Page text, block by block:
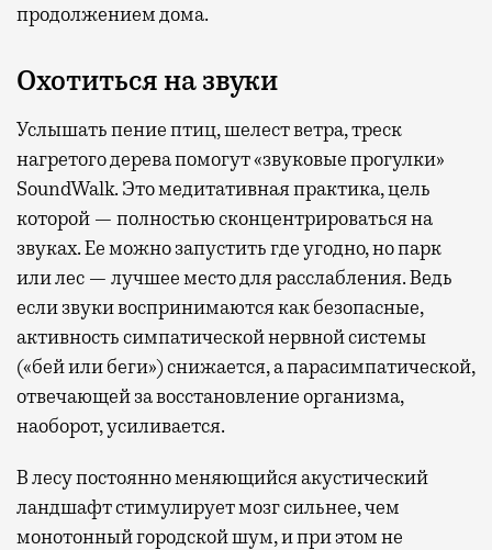
продолжением дома.
Охотиться на звуки
Услышать пение птиц, шелест ветра, треск
нагретого дерева помогут «звуковые прогулки»
SoundWalk. Это медитативная практика, цель
которой — полностью сконцентрироваться на
звуках. Ее можно запустить где угодно, но парк
или лес — лучшее место для расслабления. Ведь
если звуки воспринимаются как безопасные,
активность симпатической нервной системы
(«бей или беги») снижается, а парасимпатической,
отвечающей за восстановление организма,
наоборот, усиливается.
В лесу постоянно меняющийся акустический
ландшафт стимулирует мозг сильнее, чем
монотонный городской шум, и при этом не